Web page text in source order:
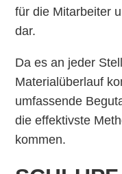
für die Mitarbeiter
dar.
Da es an jeder
Materialüberlauf
umfassende
die effektivste
kommen.